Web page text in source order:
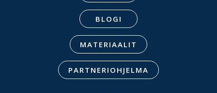
BLOGI
MATERIAALIT
PARTNERIOHJELMA